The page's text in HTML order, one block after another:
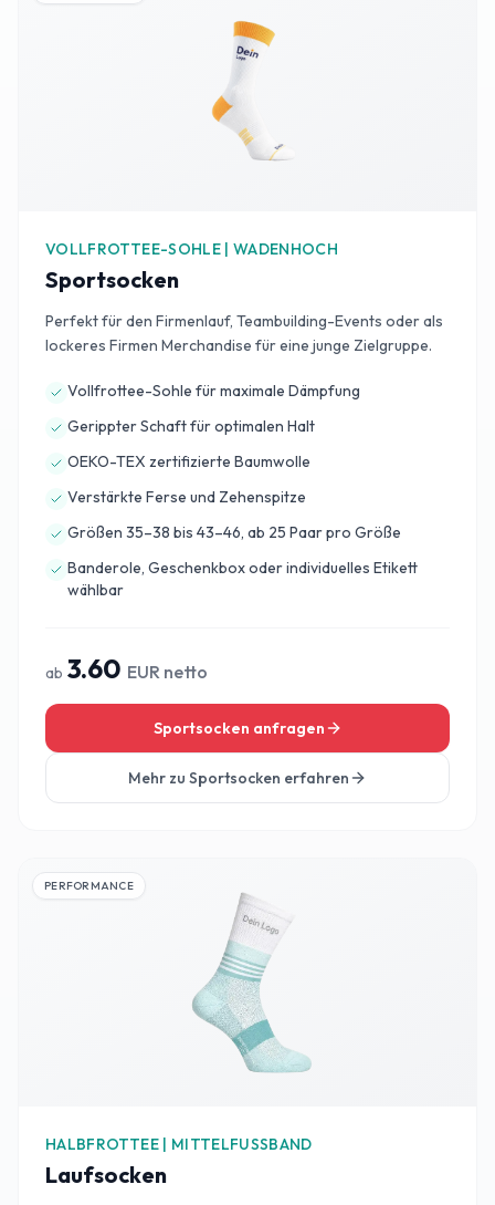
VOLLFROTTEE-SOHLE | WADENHOCH
Sportsocken
Perfekt für den Firmenlauf, Teambuilding-Events oder als
lockeres Firmen Merchandise für eine junge Zielgruppe.
Vollfrottee-Sohle für maximale Dämpfung
Gerippter Schaft für optimalen Halt
OEKO-TEX zertifizierte Baumwolle
Verstärkte Ferse und Zehenspitze
Größen 35–38 bis 43–46, ab 25 Paar pro Größe
Banderole, Geschenkbox oder individuelles Etikett
wählbar
ab 3.60 EUR netto
Sportsocken anfragen
Mehr zu Sportsocken erfahren
PERFORMANCE
HALBFROTTEE | MITTELFUSSBAND
Laufsocken